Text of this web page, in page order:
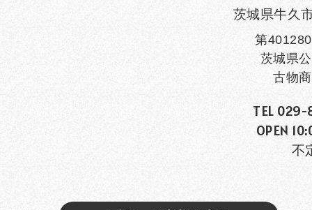
茨城県牛久
第
茨城県
古物
TEL
OPEN
不